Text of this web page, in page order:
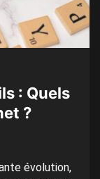
: Quels
?
évolution,